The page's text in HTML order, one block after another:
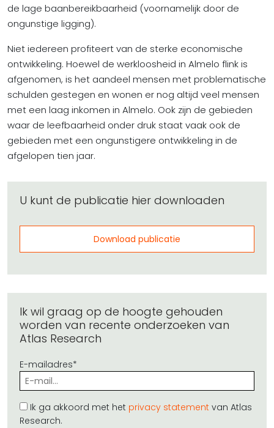
de lage baanbereikbaarheid (voornamelijk door de
ongunstige ligging).
Niet iedereen profiteert van de sterke economische
ontwikkeling. Hoewel de werkloosheid in Almelo flink is
afgenomen, is het aandeel mensen met problematische
schulden gestegen en wonen er nog altijd veel mensen
met een laag inkomen in Almelo. Ook zijn de gebieden
waar de leefbaarheid onder druk staat vaak ook de
gebieden met een ongunstigere ontwikkeling in de
afgelopen tien jaar.
U kunt de publicatie hier downloaden
Download publicatie
Ik wil graag op de hoogte gehouden
worden van recente onderzoeken van
Atlas Research
E-mailadres*
Ik ga akkoord met het privacy statement van Atlas
Research.